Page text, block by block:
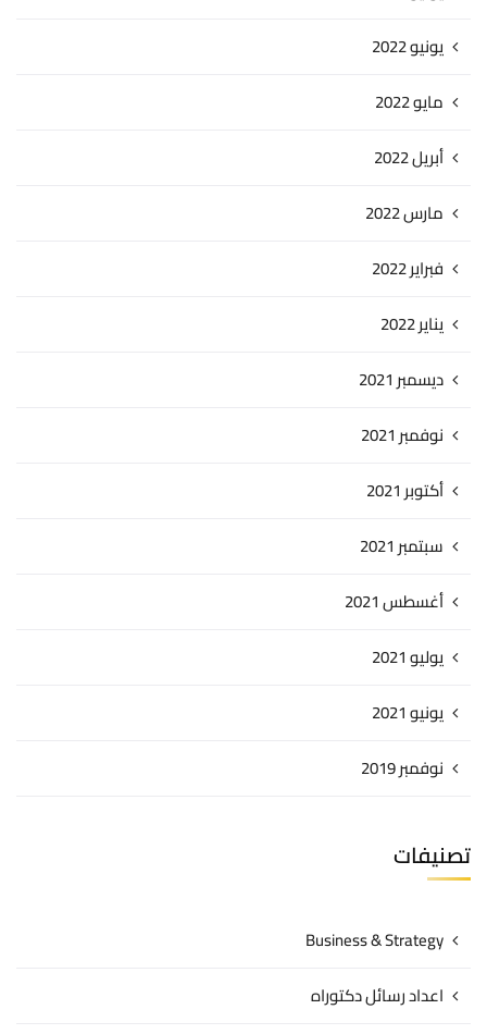
يونيو 2022
مايو 2022
أبريل 2022
مارس 2022
فبراير 2022
يناير 2022
ديسمبر 2021
نوفمبر 2021
أكتوبر 2021
سبتمبر 2021
أغسطس 2021
يوليو 2021
يونيو 2021
نوفمبر 2019
تصنيفات
Business & Strategy
اعداد رسائل دكتوراه